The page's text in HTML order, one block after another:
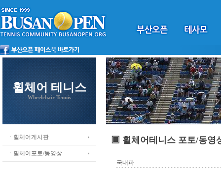
휠체어 테니스
Wheelchair Tennis
ㆍ휠체어게시판
ㆍ휠체어포토/동영상
▣ 휠체어테니스 포토/동
국내파